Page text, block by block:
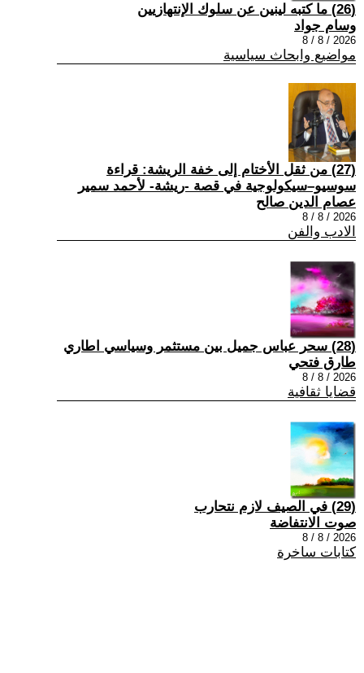
(26) ما كتبه لينين عن سلوك الإنتهازيين
وسام جواد
2026 / 8 / 8
مواضيع وابحاث سياسية
(27) من ثقل الأختام إلى خفة الريشة: قراءة
سوسيو–سيكولوجية في قصة -ريشة- لأحمد سمير
عصام الدين صالح
2026 / 8 / 8
الادب والفن
(28) سحر عباس جميل بين مستثمر وسياسي اطاري
طارق فتحي
2026 / 8 / 8
قضايا ثقافية
(29) في الصيف لازم نتحارب
صوت الانتفاضة
2026 / 8 / 8
كتابات ساخرة